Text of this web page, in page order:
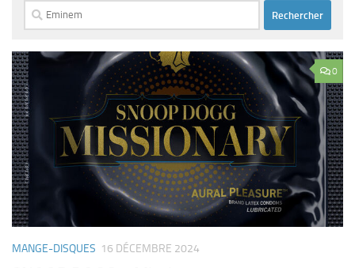
Rechercher :
0
MANGE-DISQUES 16 DÉCEMBRE 2024